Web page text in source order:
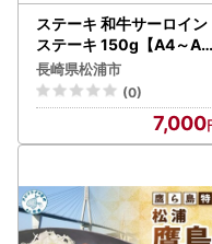
ステーキ 和牛サーロイン
ステーキ 150g【A4～A5
】牛肉【A7-070】
長崎県松浦市
(0)
7,000